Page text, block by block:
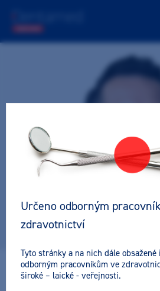
Určeno odborným
zdravotnictví
Tyto stránky a na nich dále
odborným pracovníkům ve
široké – laické - veřejnosti.